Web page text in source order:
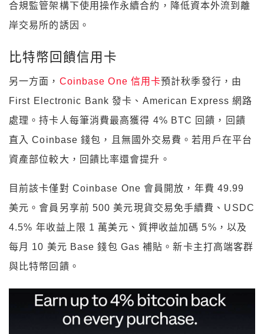
合規監管架構下使用操作永續合約，降低資本外流到離
岸交易所的誘因。
比特幣回饋信用卡
另一方面， Coinbase One 信用卡預計秋季發行，由
First Electronic Bank 發卡、American Express 網路
處理。持卡人每筆消費最高獲得 4% BTC 回饋，回饋
直入 Coinbase 錢包，且無國外交易費。若用戶在平台
資產部位較大，回饋比率還會提升。
目前該卡僅對 Coinbase One 會員開放，年費 49.99
美元。會員另享前 500 美元現貨交易免手續費、USDC
4.5% 年收益上限 1 萬美元、質押收益加碼 5%，以及
每月 10 美元 Base 錢包 Gas 補貼。新卡主打高端客群
與比特幣回饋。